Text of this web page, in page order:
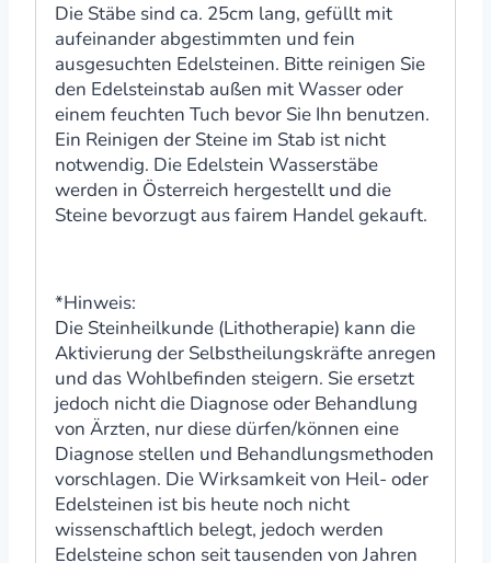
Die Stäbe sind ca. 25cm lang, gefüllt mit
aufeinander abgestimmten und fein
ausgesuchten Edelsteinen. Bitte reinigen Sie
den Edelsteinstab außen mit Wasser oder
einem feuchten Tuch bevor Sie Ihn benutzen.
Ein Reinigen der Steine im Stab ist nicht
notwendig. Die Edelstein Wasserstäbe
werden in Österreich hergestellt und die
Steine bevorzugt aus fairem Handel gekauft.
*Hinweis:
Die Steinheilkunde (Lithotherapie) kann die
Aktivierung der Selbstheilungskräfte anregen
und das Wohlbefinden steigern. Sie ersetzt
jedoch nicht die Diagnose oder Behandlung
von Ärzten, nur diese dürfen/können eine
Diagnose stellen und Behandlungsmethoden
vorschlagen. Die Wirksamkeit von Heil- oder
Edelsteinen ist bis heute noch nicht
wissenschaftlich belegt, jedoch werden
Edelsteine schon seit tausenden von Jahren